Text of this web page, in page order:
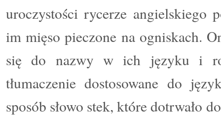
uroczystości rycerze angielskiego
im mięso pieczone na ogniskach.
się do nazwy w ich języku i
tłumaczenie dostosowane do
sposób słowo stek, które dotrwało